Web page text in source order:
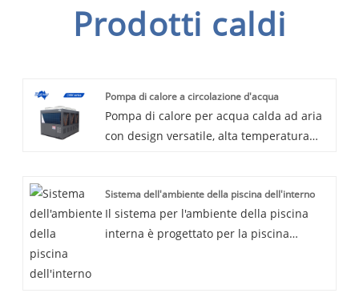
Prodotti caldi
Pompa di calore a circolazione d'acqua
Pompa di calore per acqua calda ad aria
con design versatile, alta temperatura
ideale per la fornitura di acqua calda
rapida e stabile in varie applicazioni,
come casa, hotel, ospedale, scuola, villa,
Sistema dell'ambiente della piscina dell'interno
Il sistema per l'ambiente della piscina
interna è progettato per la piscina